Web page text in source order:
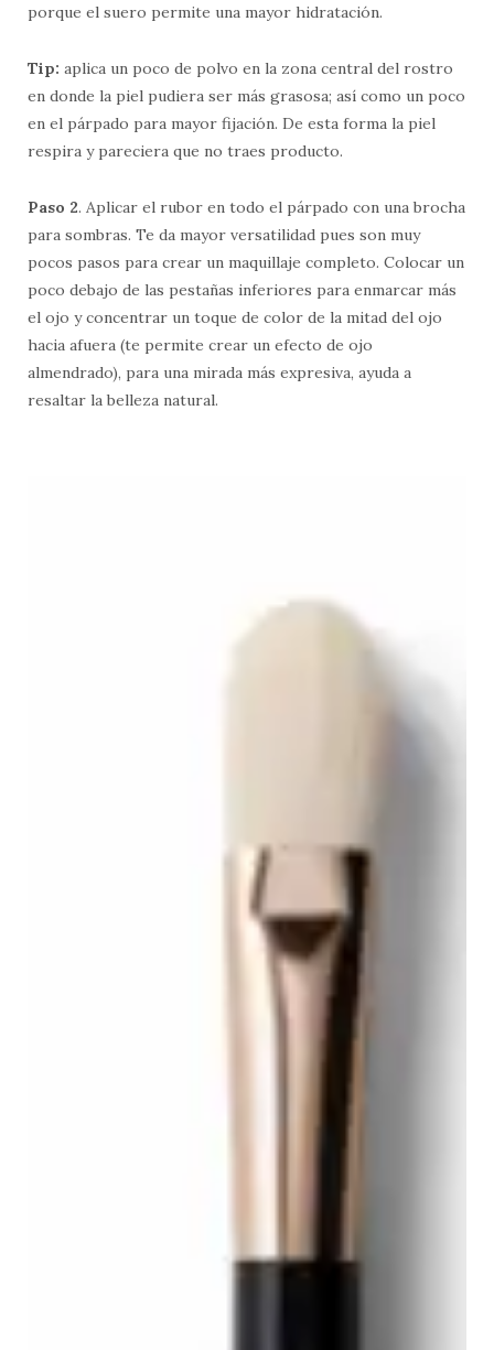
porque el suero permite una mayor hidratación.
Tip: aplica un poco de polvo en la zona central del rostro
en donde la piel pudiera ser más grasosa; así como un poco
en el párpado para mayor fijación. De esta forma la piel
respira y pareciera que no traes producto.
Paso 2. Aplicar el rubor en todo el párpado con una brocha
para sombras. Te da mayor versatilidad pues son muy
pocos pasos para crear un maquillaje completo. Colocar un
poco debajo de las pestañas inferiores para enmarcar más
el ojo y concentrar un toque de color de la mitad del ojo
hacia afuera (te permite crear un efecto de ojo
almendrado), para una mirada más expresiva, ayuda a
resaltar la belleza natural.